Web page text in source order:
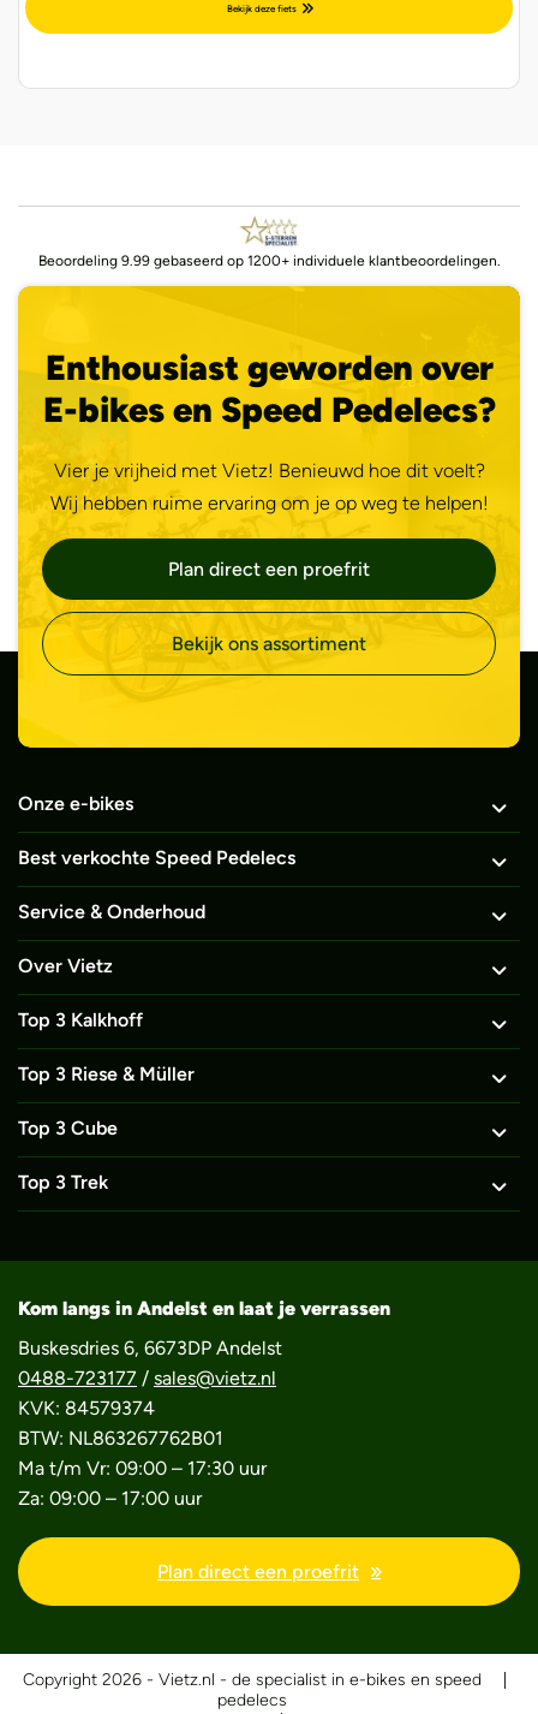
Bekijk deze fiets
Beoordeling 9.99 gebaseerd op 1200+ individuele klantbeoordelingen.
Enthousiast geworden over
E-bikes en Speed Pedelecs?
Vier je vrijheid met Vietz! Benieuwd hoe dit voelt?
Wij hebben ruime ervaring om je op weg te helpen!
Plan direct een proefrit
Bekijk ons assortiment
Onze e-bikes
Best verkochte Speed Pedelecs
Service & Onderhoud
Over Vietz
Top 3 Kalkhoff
Top 3 Riese & Müller
Top 3 Cube
Top 3 Trek
Kom langs in Andelst en laat je verrassen
Buskesdries 6, 6673DP Andelst
0488-723177 / sales@vietz.nl
KVK: 84579374
BTW: NL863267762B01
Ma t/m Vr: 09:00 – 17:30 uur
Za: 09:00 – 17:00 uur
Plan direct een proefrit
Copyright 2026 - Vietz.nl - de specialist in e-bikes en speed
pedelecs